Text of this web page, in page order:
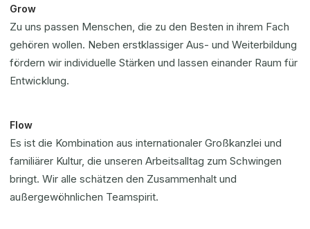
Grow
Zu uns passen Menschen, die zu den Besten in ihrem Fach
gehören wollen. Neben erstklassiger Aus- und Weiterbildung
fördern wir individuelle Stärken und lassen einander Raum für
Entwicklung.
Flow
Es ist die Kombination aus internationaler Großkanzlei und
familiärer Kultur, die unseren Arbeitsalltag zum Schwingen
bringt. Wir alle schätzen den Zusammenhalt und
außergewöhnlichen Teamspirit.